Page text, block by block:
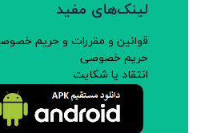
سالم متعهد است.
نحوه استفاده:
مقدار مصرف: 1 تا 3
مورد استفاده است.
لینک‌های مفید
قوانین و مقررات و حریم
حریم خصوصی
انتقاد یا شکایت